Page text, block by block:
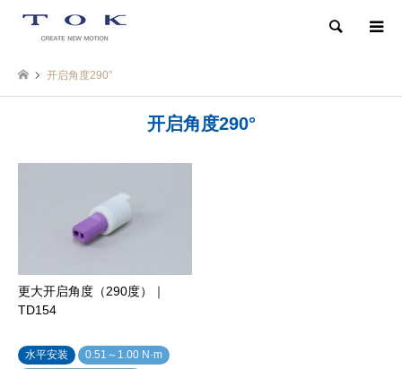
検索
开启角度290°
开启角度290°
更大开启角度（290度）｜
TD154
水平安装
0.51～1.00 N·m